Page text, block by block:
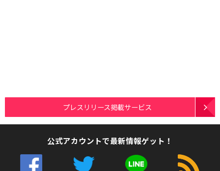
プレスリリース掲載サービス
公式アカウントで最新情報ゲット！